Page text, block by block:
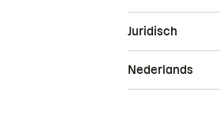
Juridisch
Nederlands